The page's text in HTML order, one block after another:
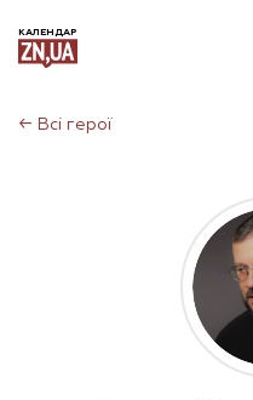
КАЛЕНДАР
← Всі герої